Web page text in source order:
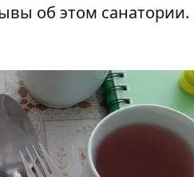
об этом санатории.